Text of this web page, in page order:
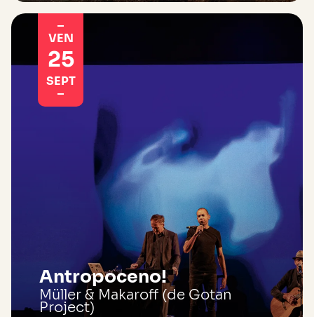
VEN
25
SEPT
Antropoceno!
Müller & Makaroff (de Gotan
Project)